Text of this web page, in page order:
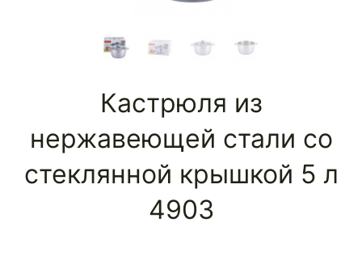
Кастрюля из
нержавеющей стали со
стеклянной крышкой 5 л
4903